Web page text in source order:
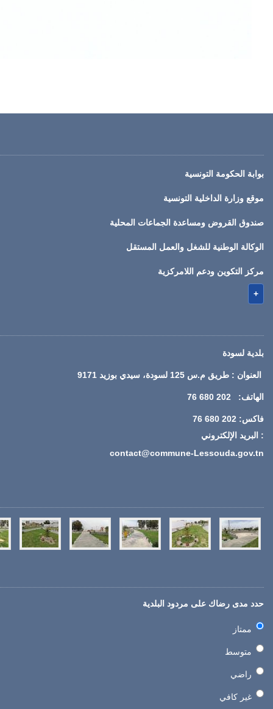
بوابة الحكومة التونسية
موقع وزارة الداخلية التونسية
صندوق القروض ومساعدة الجماعات المحلية
الوكالة الوطنية للشغل والعمل المستقل
مركز التكوين ودعم اللامركزية
+
بلدية لسودة
العنوان : طريق م.س 125 لسودة، سيدي بوزيد 9171
الهاتف: 202 680 76
فاكس: 202 680 76
: البريد الإلكتروني
contact@commune-Lessouda.gov.tn
حدد مدى رضاك على مردود البلدية
ممتاز
متوسط
راضي
غير كافي